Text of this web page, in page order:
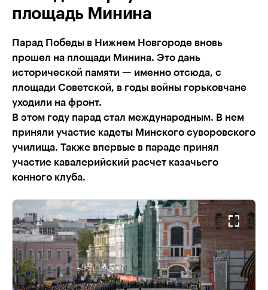
площадь Минина
Парад Победы в Нижнем Новгороде вновь
прошел на площади Минина. Это дань
исторической памяти — именно отсюда, с
площади Советской, в годы войны горьковчане
уходили на фронт.
В этом году парад стал международным. В нем
приняли участие кадеты Минского суворовского
училища. Также впервые в параде принял
участие кавалерийский расчет казачьего
конного клуба.